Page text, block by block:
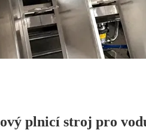
plnicí stroj pro